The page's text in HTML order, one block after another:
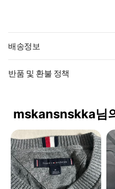
배송정보
반품 및 환불 정책
mskansnskka님